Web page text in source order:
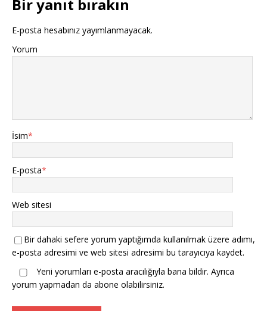
Bir yanıt bırakın
E-posta hesabınız yayımlanmayacak.
Yorum
İsim*
E-posta*
Web sitesi
Bir dahaki sefere yorum yaptığımda kullanılmak üzere adımı,
e-posta adresimi ve web sitesi adresimi bu tarayıcıya kaydet.
Yeni yorumları e-posta aracılığıyla bana bildir. Ayrıca
yorum yapmadan da abone olabilirsiniz.